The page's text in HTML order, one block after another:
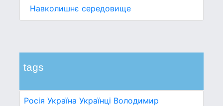
Навколишнє середовище
tags
Росія Україна Українці Володимир